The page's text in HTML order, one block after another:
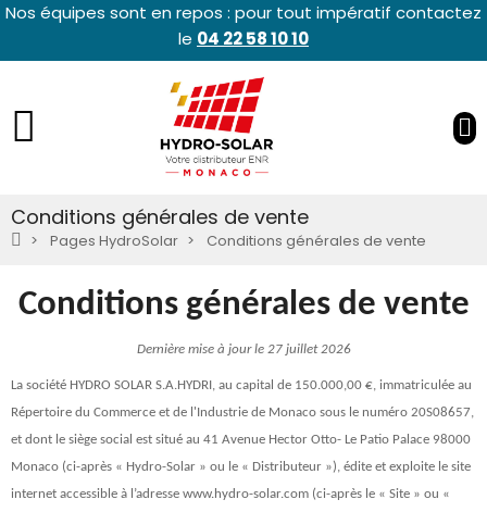
Nos équipes sont en repos : pour tout impératif contactez
le 04 22 58 10 10
Conditions générales de vente
Pages HydroSolar Conditions générales de vente
Conditions générales de vente
Dernière mise à jour le 27 juillet 2026
La société HYDRO SOLAR S.A.HYDRI, au capital de 150.000,00 €, immatriculée au
Répertoire du Commerce et de l'Industrie de Monaco sous le numéro 20S08657,
et dont le siège social est situé au 41 Avenue Hector Otto- Le Patio Palace 98000
Monaco (ci-après « Hydro-Solar » ou le « Distributeur »), édite et exploite le site
internet accessible à l’adresse www.hydro-solar.com (ci-après le « Site » ou «